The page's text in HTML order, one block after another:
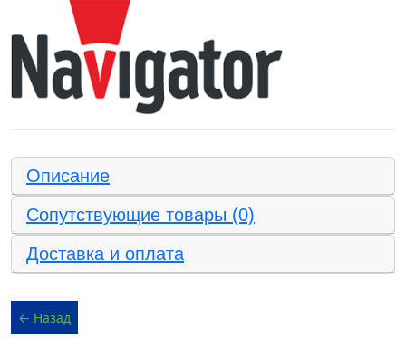
Описание
Сопутствующие товары (0)
Доставка и оплата